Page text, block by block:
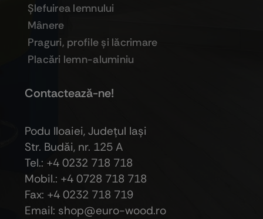
Şlefuirea lemnului
Mânere
Praguri, profile şi lăcrimare
Placări lemn-aluminiu
Contactează-ne!
Podu Iloaiei, Judeţul Iaşi
Str. Budăi, nr. 125 A
Tel.: +4 0232 718 718
Mobil.: +4 0728 718 718
Fax: +4 0232 718 719
Email: shop@euro-wood.ro